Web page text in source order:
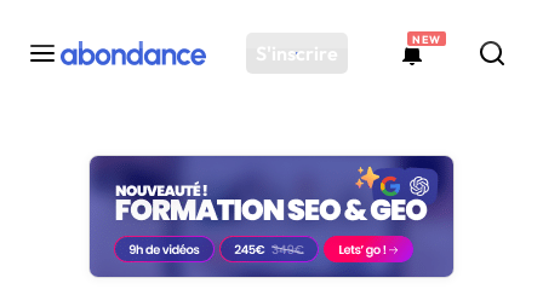
S'inscrire
NEW
Toutes les actus
Actus SEO
Plateforme